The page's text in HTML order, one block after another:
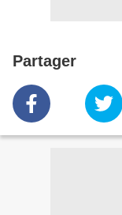
Partager